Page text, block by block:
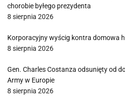
chorobie byłego prezydenta
8 sierpnia 2026
Korporacyjny wyścig kontra domowa
8 sierpnia 2026
Gen. Charles Costanza odsunięty od
Army w Europie
8 sierpnia 2026